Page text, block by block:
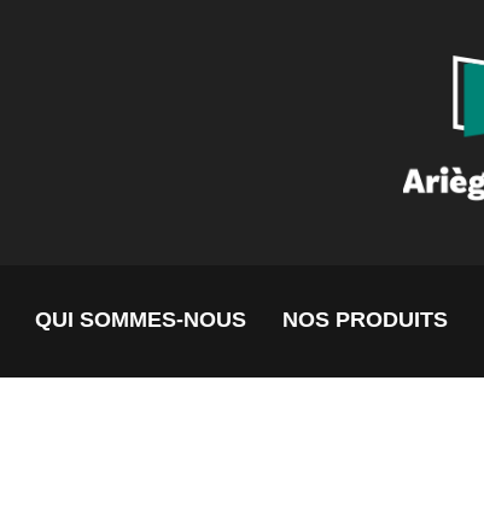
QUI SOMMES-NOUS NOS PRODUITS